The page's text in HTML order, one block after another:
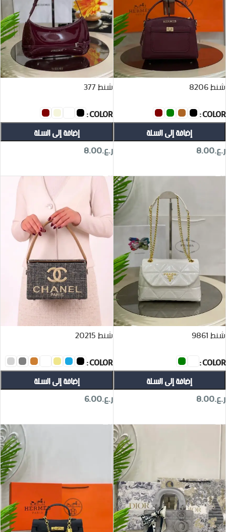
شنط 8206
COLOR
إضافة إلى السلة
ر.ع.8.00
شنط 377
COLOR
إضافة إلى السلة
ر.ع.8.00
شنط 9861
COLOR
إضافة إلى السلة
ر.ع.8.00
شنط 20215
COLOR
إضافة إلى السلة
ر.ع.6.00